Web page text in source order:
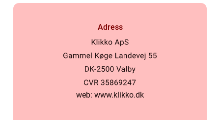
Adress
web: www.klikko.dk